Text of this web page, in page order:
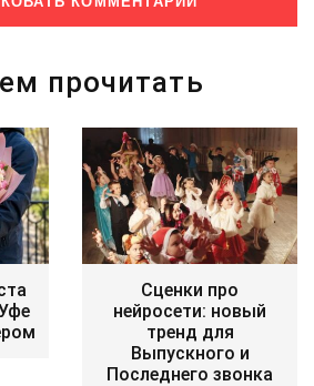
прочитать
Сценки про
нейросети: новый
тренд для
Выпускного и
Последнего звонка